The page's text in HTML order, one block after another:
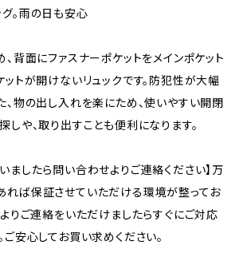
。雨の日も安心
、背面にファスナーポケットをメインポケット
ットが開けないリュックです。防犯性が大幅
、物の出し入れを楽にため、使いやすい開閉
しや、取り出すことも便利になります。
ましたら問い合わせよりご連絡ください】万
ば保証させていただける環境が整ってお
りご連絡をいただけましたらすぐにご対応
ご安心してお買い求めください。